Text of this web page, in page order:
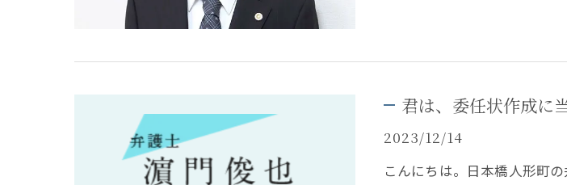
君は、委任状作成に
2023/12/14
こんにちは。日本橋人形町